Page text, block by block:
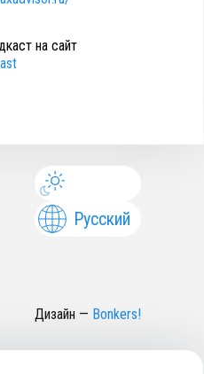
на сайт
Русский
Дизайн — Bonkers!